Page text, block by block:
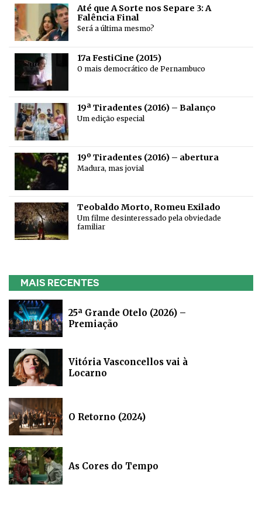
Até que A Sorte nos Separe 3: A
Falência Final
Será a última mesmo?
17a FestiCine (2015)
O mais democrático de Pernambuco
19ª Tiradentes (2016) – Balanço
Um edição especial
19º Tiradentes (2016) – abertura
Madura, mas jovial
Teobaldo Morto, Romeu Exilado
Um filme desinteressado pela obviedade
familiar
MAIS RECENTES
25ª Grande Otelo (2026) –
Premiação
Vitória Vasconcellos vai à
Locarno
O Retorno (2024)
As Cores do Tempo